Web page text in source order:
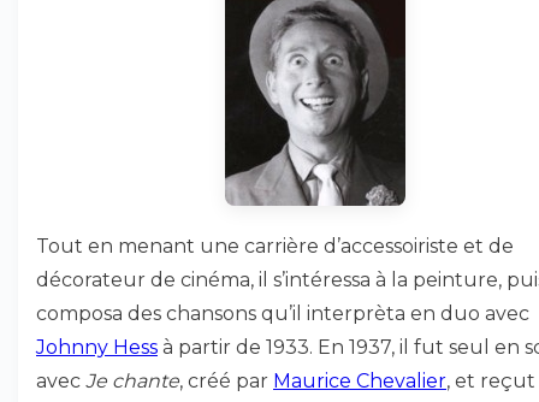
Tout en menant une carrière d’accessoiriste et de
décorateur de cinéma, il s’intéressa à la peinture,
composa des chansons qu’il interprèta en duo avec
Johnny Hess à partir de 1933. En 1937, il fut seul en
avec Je chante, créé par Maurice Chevalier, et reçut